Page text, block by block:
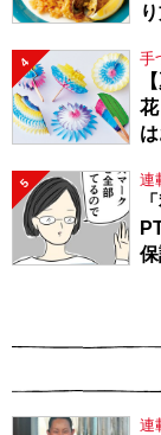
4 手
5 連
連